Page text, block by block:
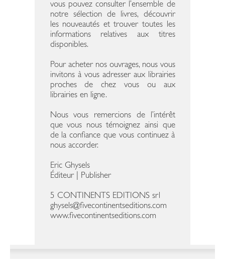
vous pouvez consulter l’ensemble de
notre sélection de livres, découvrir
les nouveautés et trouver toutes les
informations relatives aux titres
disponibles.
Pour acheter nos ouvrages, nous vous
invitons à vous adresser aux librairies
proches de chez vous ou aux
librairies en ligne.
Nous vous remercions de l’intérêt
que vous nous témoignez ainsi que
de la confiance que vous continuez à
nous accorder.
Eric Ghysels
Éditeur | Publisher
5 CONTINENTS EDITIONS srl
ghysels@fivecontinentseditions.com
www.fivecontinentseditions.com